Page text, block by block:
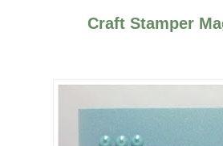
Craft Stamper